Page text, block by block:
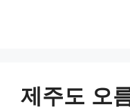
제주도 오